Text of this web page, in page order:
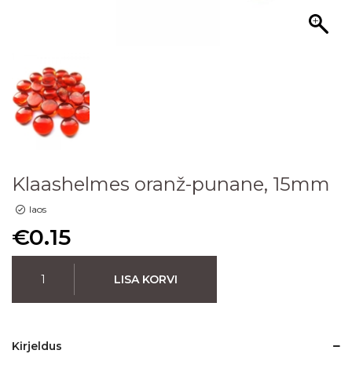
Klaashelmes oranž-punane, 15mm
laos
€0.15
LISA KORVI
Kirjeldus